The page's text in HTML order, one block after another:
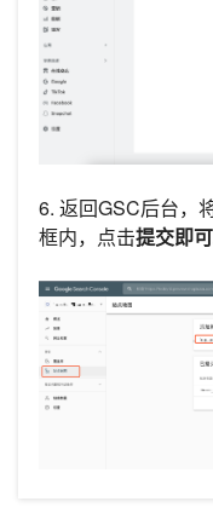
6. 返回GSC后台，
框内，点击提交即可